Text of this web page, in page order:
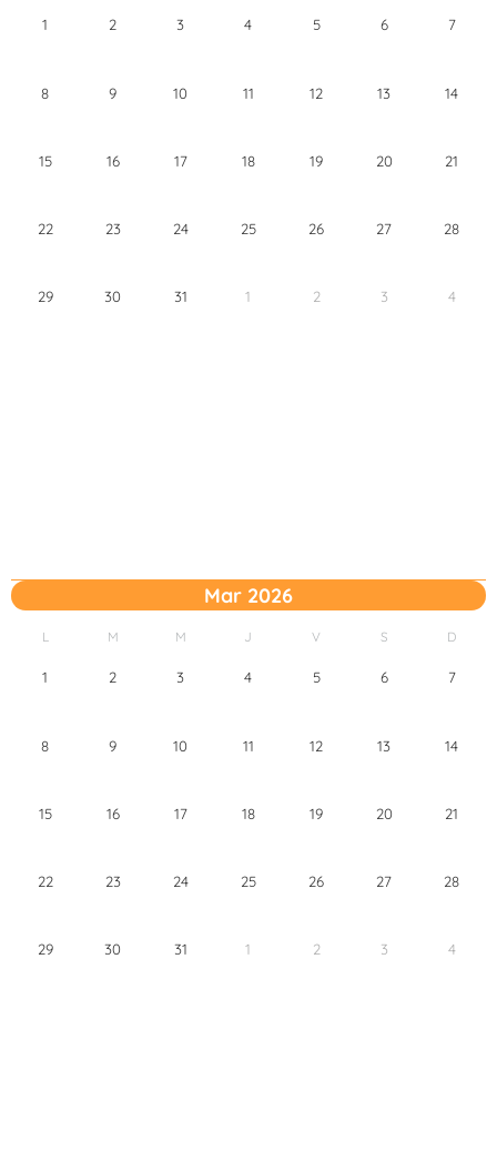
1 2 3 4 5 6 7
8 9 10 11 12 13 14
15 16 17 18 19 20 21
22 23 24 25 26 27 28
29 30 31 1 2 3 4
Mar 2026
L M M J V S D
1 2 3 4 5 6 7
8 9 10 11 12 13 14
15 16 17 18 19 20 21
22 23 24 25 26 27 28
29 30 31 1 2 3 4